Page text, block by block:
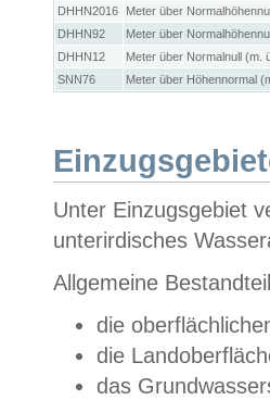
DHHN2016
Meter über
DHHN92
Meter über
DHHN12
Meter über Normalnull (m.
SNN76
Meter über Höhennormal
Unter Einzugsgebiet
unterirdisches
Allgemeine
die
die
das